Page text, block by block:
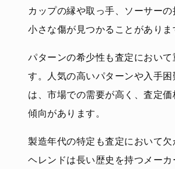
カップの縁や取っ手、ソーサーの
小さな傷が見つかることがありま
パターンの希少性も査定におい
す。人気の高いパターンや入手困
は、市場での需要が高く、査定価
傾向があります。
製造年代の特定も査定において欠
ヘレンドは長い歴史を持つメーカ